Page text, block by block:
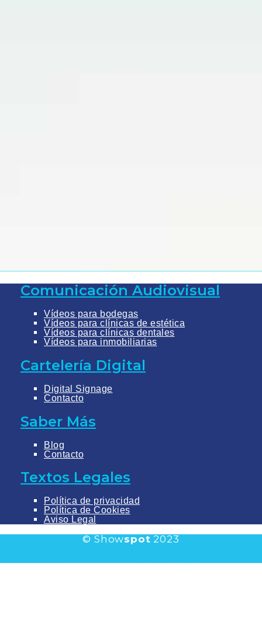
Comunicación Audiovisual
Vídeos para bodegas
Vídeos para clínicas de estética
Vídeos para clínicas dentales
Vídeos para inmobiliarias
Cartelería Digital
Digital Signage
Contacto
Saber Más
Blog
Contacto
Textos Legales
Política de privacidad
Política de Cookies
Aviso Legal
© Showspot 2023